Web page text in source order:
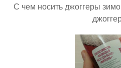
С чем носить джоггеры